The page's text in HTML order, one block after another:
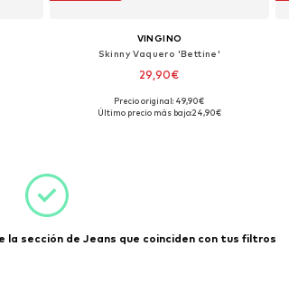
VINGINO
Skinny Vaquero 'Bettine'
29,90€
Tallas disponibles: 170-176
Precio original: 49,90€
Último precio más bajo:24,90€
sección de Jeans que coinciden con tus filtros